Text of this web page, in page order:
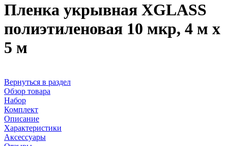
Пленка укрывная XGLASS
полиэтиленовая 10 мкр, 4 м х
5 м
Вернуться в раздел
Обзор товара
Набор
Комплект
Описание
Характеристики
Аксессуары